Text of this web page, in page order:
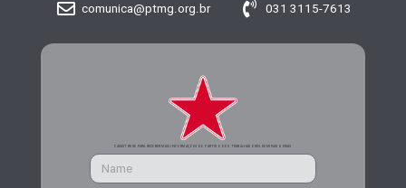
comunica@ptmg.org.br 031 3115-7613
CADASTRE-SE PARA RECEBER MAIS INFORMAÇÕES DO PARTIDO DOS TRABALHADORES DE MINAS GERAIS